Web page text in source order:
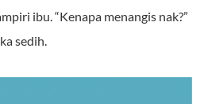
ibu. “Kenapa menangis nak?”
sedih.